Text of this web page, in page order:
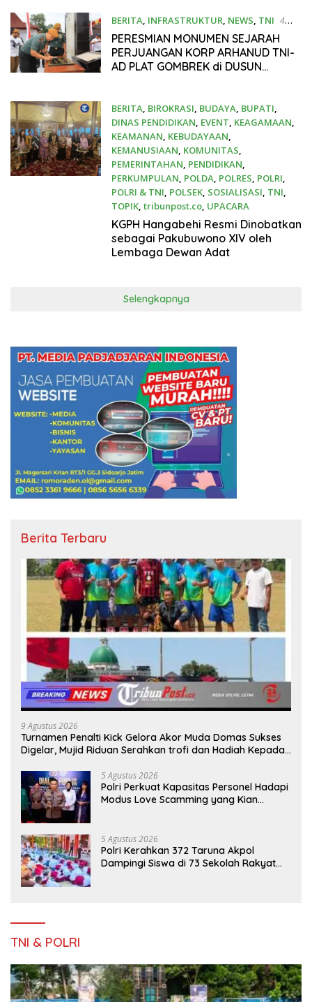
BERITA INFRASTRUKTUR NEWS TNI 4
Desember 2025
PERESMIAN MONUMEN SEJARAH
PERJUANGAN KORP ARHANUD TNI-
AD PLAT GOMBREK di DUSUN
BERITA BIROKRASI BUDAYA BUPATI
DINAS PENDIDIKAN EVENT KEAGAMAAN
KEAMANAN KEBUDAYAAN
KEMANUSIAAN KOMUNITAS
PEMERINTAHAN PENDIDIKAN
PERKUMPULAN POLDA POLRES POLRI
POLRI & TNI POLSEK, SOSIALISASI TNI
TOPIK, tribunpost.co, UPACARA
13 November 2025
KGPH Hangabehi Resmi Dinobatkan
sebagai Pakubuwono XIV oleh
Lembaga Dewan Adat
Selengkapnya
Berita Terbaru
9 Agustus 2026
Turnamen Penalti Kick Gelora Akor Muda Domas Sukses
Digelar, Mujid Riduan Serahkan trofi dan Hadiah Kepada
5 Agustus 2026
Polri Perkuat Kapasitas Personel Hadapi
Modus Love Scamming yang Kian
5 Agustus 2026
Polri Kerahkan 372 Taruna Akpol
Dampingi Siswa di 73 Sekolah Rakyat
TNI & POLRI